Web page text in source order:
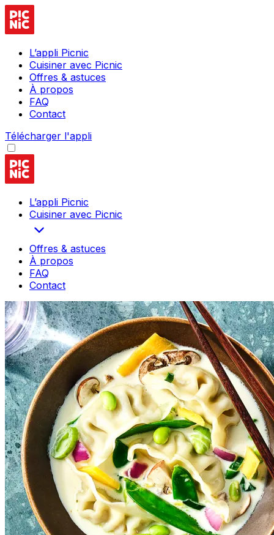
L’appli Picnic
Cuisiner avec Picnic
Offres & astuces
À propos
FAQ
Contact
Télécharger l'appli
L’appli Picnic
Cuisiner avec Picnic
Offres & astuces
À propos
FAQ
Contact